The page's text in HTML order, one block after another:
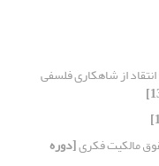
از شاهکاری فلسفی
مالکیت فکری[دوره